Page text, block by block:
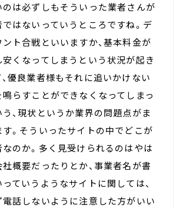
は必ずしもそういった業者さんが
はないっていうところですね。デ
ント合戦といいますか、基本料金が
安くなってしまうという状況が起き
優良業者様もそれに追いかけない
鳴らすことができなくなってしまっ
、現状というか業界の問題点がま
。そういったサイトの中でどこが
のか。多く見受けられるのはやは
社概要だったりとか、事業者名が書
ていうようなサイトに関しては、
電話しないように注意した方がいい